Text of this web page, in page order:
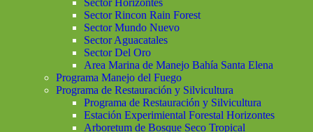
Sector Horizontes
Sector Rincon Rain Forest
Sector Mundo Nuevo
Sector Aguacatales
Sector Del Oro
Area Marina de Manejo Bahía Santa Elena
Programa Manejo del Fuego
Programa de Restauración y Silvicultura
Programa de Restauración y Silvicultura
Estación Experimiental Forestal Horizontes
Arboretum de Bosque Seco Tropical